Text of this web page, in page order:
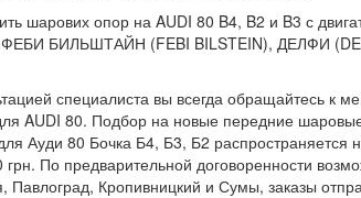
шарових опор на AUDI 80 B4, B2 и B3 с
ФЕБИ БИЛЬШТАЙН (FEBI BILSTEIN), ДЕЛФИ
специалиста вы всегда обращайтесь к
AUDI 80. Подбор на новые передние
Ауди 80 Бочка Б4, Б3, Б2 распространяется
По предварительной договоренности
Кропивницкий и Сумы, заказы